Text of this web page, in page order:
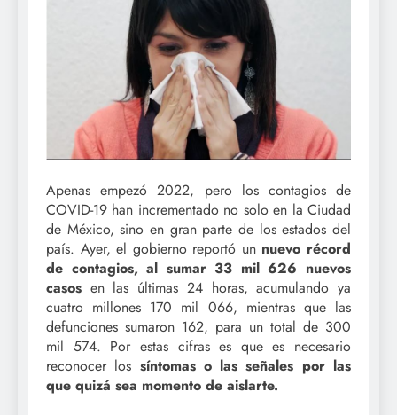
Apenas empezó 2022, pero los contagios de
COVID-19 han incrementado no solo en la Ciudad
de México, sino en gran parte de los estados del
país. Ayer, el gobierno reportó un nuevo récord
de contagios, al sumar 33 mil 626 nuevos
casos en las últimas 24 horas, acumulando ya
cuatro millones 170 mil 066, mientras que las
defunciones sumaron 162, para un total de 300
mil 574. Por estas cifras es que es necesario
reconocer los síntomas o las señales por las
que quizá sea momento de aislarte.